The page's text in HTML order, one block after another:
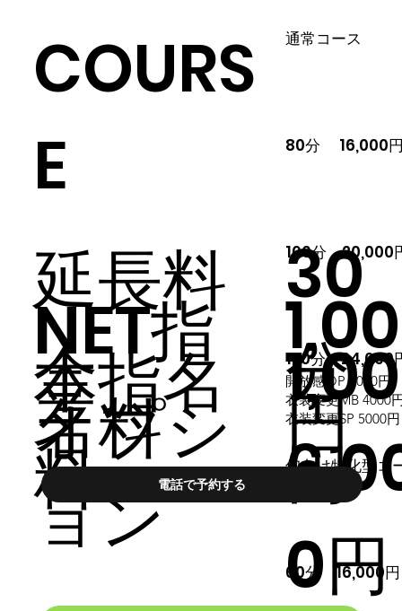
COURS
E
通常コース
80分 16,000
100分 20,000
120分 24,000
仰向け特化型コ
​60分 16,000円
延長料
金
30
0円
NET指
名料
円
本指名
料
円
オプシ
ョン
開放感OP 1000円
衣装変更MB 4000
​衣装変更SP 5000円
電話で予約する